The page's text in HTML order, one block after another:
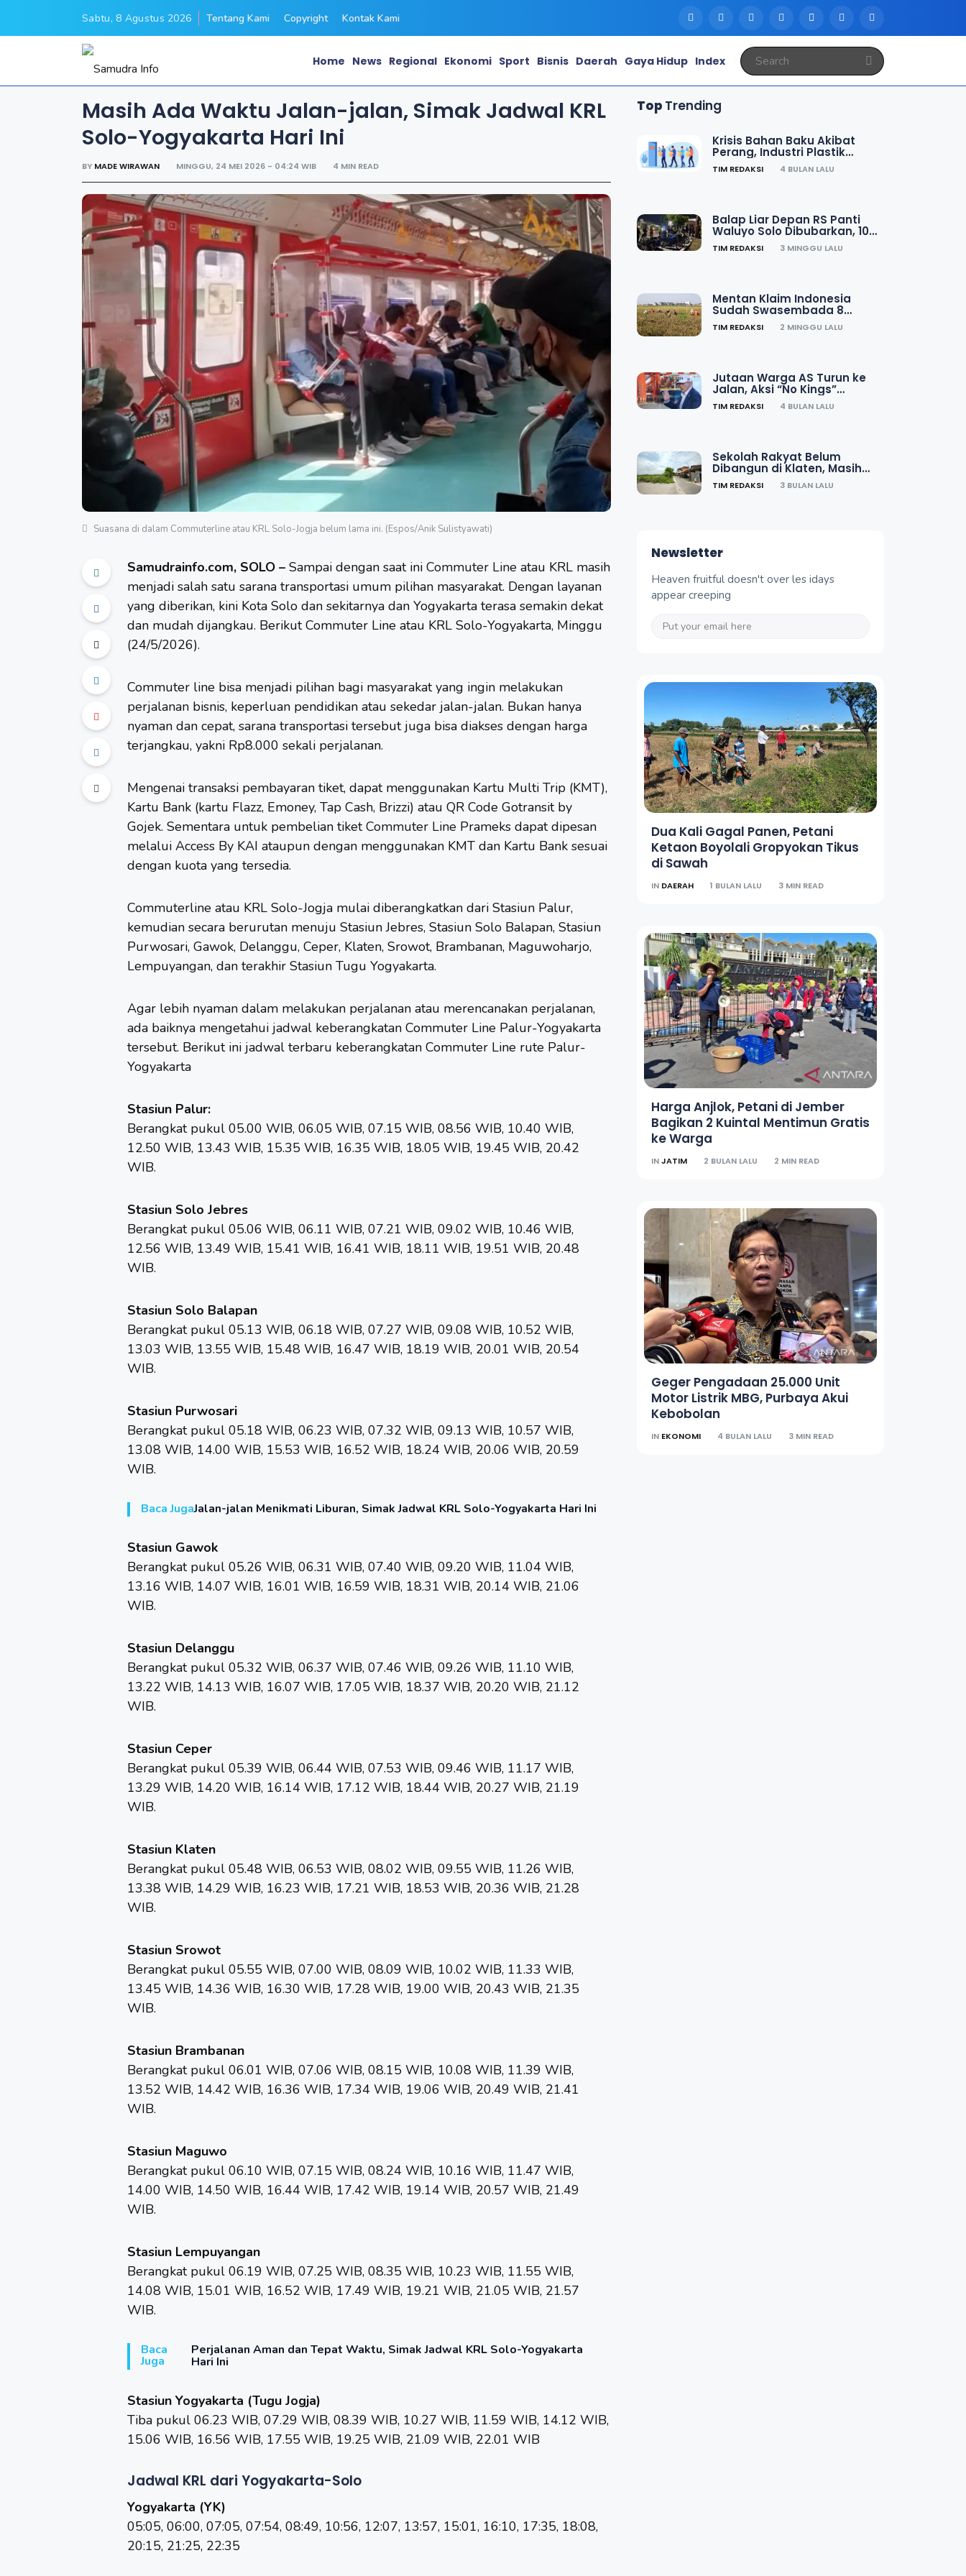
Sabtu, 8 Agustus 2026 Tentang Kami Copyright Kontak Kami
Home News Regional Ekonomi Sport Bisnis Daerah Gaya Hidup Index
Masih Ada Waktu Jalan-jalan, Simak Jadwal KRL
Solo-Yogyakarta Hari Ini
BY MADE WIRAWAN MINGGU, 24 MEI 2026 - 04:24 WIB 4 MIN READ
Suasana di dalam Commuterline atau KRL Solo-Jogja belum lama ini. (Espos/Anik Sulistyawati)
Samudrainfo.com, SOLO – Sampai dengan saat iniCommuter Line atau KRL masih
menjadi salah satu sarana transportasi umum pilihan masyarakat. Dengan layanan
yang diberikan, kini Kota Solo dan sekitarnya dan Yogyakarta terasa semakin dekat
dan mudah dijangkau. Berikut Commuter Line atau KRL Solo-Yogyakarta, Minggu
(24/5/2026).
Commuter line bisa menjadi pilihan bagi masyarakat yang ingin melakukan
perjalanan bisnis, keperluan pendidikan atau sekedar jalan-jalan. Bukan hanya
nyaman dan cepat, sarana transportasi tersebut juga bisa diakses dengan harga
terjangkau, yakni Rp8.000 sekali perjalanan.
Mengenai transaksi pembayaran tiket, dapat menggunakan Kartu Multi Trip (KMT),
Kartu Bank (kartu Flazz, Emoney, Tap Cash, Brizzi) atau QR Code Gotransit by
Gojek. Sementara untuk pembelian tiketCommuter Line Prameks dapat dipesan
melalui Access By KAI ataupun dengan menggunakan KMT dan Kartu Bank sesuai
dengan kuota yang tersedia.
Commuterline atau KRL Solo-Jogja mulai diberangkatkan dari Stasiun Palur,
kemudian secara berurutan menuju Stasiun Jebres, Stasiun Solo Balapan, Stasiun
Purwosari, Gawok, Delanggu, Ceper, Klaten, Srowot, Brambanan, Maguwoharjo,
Lempuyangan, dan terakhir Stasiun Tugu Yogyakarta.
Agar lebih nyaman dalam melakukan perjalanan atau merencanakan perjalanan,
ada baiknya mengetahui jadwal keberangkatan Commuter Line Palur-Yogyakarta
tersebut. Berikut ini jadwal terbaru keberangkatan Commuter Line rute Palur-
Yogyakarta
Stasiun Palur:
Berangkat pukul 05.00 WIB, 06.05 WIB, 07.15 WIB, 08.56 WIB, 10.40 WIB,
12.50 WIB, 13.43 WIB, 15.35 WIB, 16.35 WIB, 18.05 WIB, 19.45 WIB, 20.42
WIB.
Stasiun Solo Jebres
Berangkat pukul 05.06 WIB, 06.11 WIB, 07.21 WIB, 09.02 WIB, 10.46 WIB,
12.56 WIB, 13.49 WIB, 15.41 WIB, 16.41 WIB, 18.11 WIB, 19.51 WIB, 20.48
WIB.
Stasiun Solo Balapan
Berangkat pukul 05.13 WIB, 06.18 WIB, 07.27 WIB, 09.08 WIB, 10.52 WIB,
13.03 WIB, 13.55 WIB, 15.48 WIB, 16.47 WIB, 18.19 WIB, 20.01 WIB, 20.54
WIB.
Stasiun Purwosari
Berangkat pukul 05.18 WIB, 06.23 WIB, 07.32 WIB, 09.13 WIB, 10.57 WIB,
13.08 WIB, 14.00 WIB, 15.53 WIB, 16.52 WIB, 18.24 WIB, 20.06 WIB, 20.59
WIB.
Baca JugaJalan-jalan Menikmati Liburan, Simak Jadwal KRL Solo-Yogyakarta Hari Ini
Stasiun Gawok
Berangkat pukul 05.26 WIB, 06.31 WIB, 07.40 WIB, 09.20 WIB, 11.04 WIB,
13.16 WIB, 14.07 WIB, 16.01 WIB, 16.59 WIB, 18.31 WIB, 20.14 WIB, 21.06
WIB.
Stasiun Delanggu
Berangkat pukul 05.32 WIB, 06.37 WIB, 07.46 WIB, 09.26 WIB, 11.10 WIB,
13.22 WIB, 14.13 WIB, 16.07 WIB, 17.05 WIB, 18.37 WIB, 20.20 WIB, 21.12
WIB.
Stasiun Ceper
Berangkat pukul 05.39 WIB, 06.44 WIB, 07.53 WIB, 09.46 WIB, 11.17 WIB,
13.29 WIB, 14.20 WIB, 16.14 WIB, 17.12 WIB, 18.44 WIB, 20.27 WIB, 21.19
WIB.
Stasiun Klaten
Berangkat pukul 05.48 WIB, 06.53 WIB, 08.02 WIB, 09.55 WIB, 11.26 WIB,
13.38 WIB, 14.29 WIB, 16.23 WIB, 17.21 WIB, 18.53 WIB, 20.36 WIB, 21.28
WIB.
Stasiun Srowot
Berangkat pukul 05.55 WIB, 07.00 WIB, 08.09 WIB, 10.02 WIB, 11.33 WIB,
13.45 WIB, 14.36 WIB, 16.30 WIB, 17.28 WIB, 19.00 WIB, 20.43 WIB, 21.35
WIB.
Stasiun Brambanan
Berangkat pukul 06.01 WIB, 07.06 WIB, 08.15 WIB, 10.08 WIB, 11.39 WIB,
13.52 WIB, 14.42 WIB, 16.36 WIB, 17.34 WIB, 19.06 WIB, 20.49 WIB, 21.41
WIB.
Stasiun Maguwo
Berangkat pukul 06.10 WIB, 07.15 WIB, 08.24 WIB, 10.16 WIB, 11.47 WIB,
14.00 WIB, 14.50 WIB, 16.44 WIB, 17.42 WIB, 19.14 WIB, 20.57 WIB, 21.49
WIB.
Stasiun Lempuyangan
Berangkat pukul 06.19 WIB, 07.25 WIB, 08.35 WIB, 10.23 WIB, 11.55 WIB,
14.08 WIB, 15.01 WIB, 16.52 WIB, 17.49 WIB, 19.21 WIB, 21.05 WIB, 21.57
WIB.
Baca
Juga
Perjalanan Aman dan Tepat Waktu, Simak Jadwal KRL Solo-Yogyakarta
Hari Ini
Stasiun Yogyakarta (Tugu Jogja)
Tiba pukul 06.23 WIB, 07.29 WIB, 08.39 WIB, 10.27 WIB, 11.59 WIB, 14.12 WIB,
15.06 WIB, 16.56 WIB, 17.55 WIB, 19.25 WIB, 21.09 WIB, 22.01 WIB
Jadwal KRL dari Yogyakarta-Solo
Yogyakarta (YK)
05:05, 06:00, 07:05, 07:54, 08:49, 10:56, 12:07, 13:57, 15:01, 16:10, 17:35, 18:08,
20:15, 21:25, 22:35
Top Trending
Krisis Bahan Baku Akibat
Perang, Industri Plastik
Nasional Dibayangi PHK
Massal
TIM REDAKSI 4 BULAN LALU
Balap Liar Depan RS Panti
Waluyo Solo Dibubarkan, 10
Motor Disita Polisi
TIM REDAKSI 3 MINGGU LALU
Mentan Klaim Indonesia
Sudah Swasembada 8
Komoditas Pangan, Ini
Daftarnya
TIM REDAKSI 2 MINGGU LALU
Jutaan Warga AS Turun ke
Jalan, Aksi “No Kings”
Guncang Kota Besar
TIM REDAKSI 4 BULAN LALU
Sekolah Rakyat Belum
Dibangun di Klaten, Masih
Proses Administrasi Usulan
Lokasi
TIM REDAKSI 3 BULAN LALU
Newsletter
Heaven fruitful doesn't over les idays
appear creeping
Dua Kali Gagal Panen, Petani
Ketaon Boyolali Gropyokan Tikus
di Sawah
IN DAERAH 1 BULAN LALU 3 MIN READ
Harga Anjlok, Petani di Jember
Bagikan 2 Kuintal Mentimun Gratis
ke Warga
INJATIM 2 BULAN LALU 2 MIN READ
Geger Pengadaan 25.000 Unit
Motor Listrik MBG, Purbaya Akui
Kebobolan
IN EKONOMI 4 BULAN LALU 3 MIN READ